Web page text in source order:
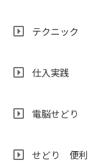
テクニック
仕入実践
電脳せどり
せどり 便利